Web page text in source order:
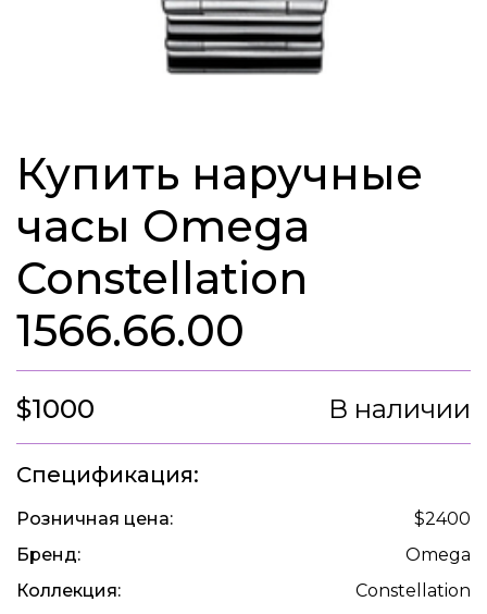
Купить наручные
часы Omega
Constellation
1566.66.00
$1000 В наличии
Спецификация:
Розничная цена:
$2400
Бренд:
Omega
Коллекция:
Constellation